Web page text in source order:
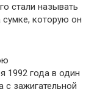
стали называть
сумке, которую он
1992 года в один
с зажигательной